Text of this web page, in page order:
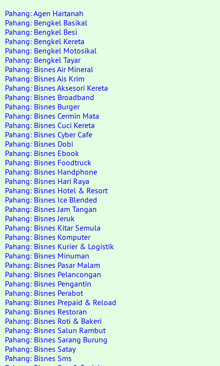
Pahang: Agen Hartanah
Pahang: Bengkel Basikal
Pahang: Bengkel Besi
Pahang: Bengkel Kereta
Pahang: Bengkel Motosikal
Pahang: Bengkel Tayar
Pahang: Bisnes Air Mineral
Pahang: Bisnes Ais Krim
Pahang: Bisnes Aksesori Kereta
Pahang: Bisnes Broadband
Pahang: Bisnes Burger
Pahang: Bisnes Cermin Mata
Pahang: Bisnes Cuci Kereta
Pahang: Bisnes Cyber Cafe
Pahang: Bisnes Dobi
Pahang: Bisnes Ebook
Pahang: Bisnes Foodtruck
Pahang: Bisnes Handphone
Pahang: Bisnes Hari Raya
Pahang: Bisnes Hotel & Resort
Pahang: Bisnes Ice Blended
Pahang: Bisnes Jam Tangan
Pahang: Bisnes Jeruk
Pahang: Bisnes Kitar Semula
Pahang: Bisnes Komputer
Pahang: Bisnes Kurier & Logistik
Pahang: Bisnes Minuman
Pahang: Bisnes Pasar Malam
Pahang: Bisnes Pelancongan
Pahang: Bisnes Pengantin
Pahang: Bisnes Perabot
Pahang: Bisnes Prepaid & Reload
Pahang: Bisnes Restoran
Pahang: Bisnes Roti & Bakeri
Pahang: Bisnes Salun Rambut
Pahang: Bisnes Sarang Burung
Pahang: Bisnes Satay
Pahang: Bisnes Sms